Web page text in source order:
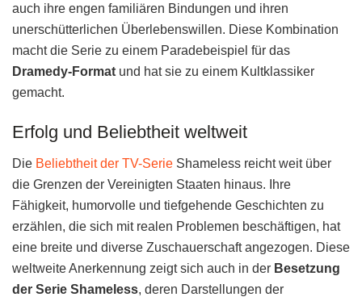
auch ihre engen familiären Bindungen und ihren
unerschütterlichen Überlebenswillen. Diese Kombination
macht die Serie zu einem Paradebeispiel für das
Dramedy-Format und hat sie zu einem Kultklassiker
gemacht.
Erfolg und Beliebtheit weltweit
Die Beliebtheit der TV-Serie Shameless reicht weit über
die Grenzen der Vereinigten Staaten hinaus. Ihre
Fähigkeit, humorvolle und tiefgehende Geschichten zu
erzählen, die sich mit realen Problemen beschäftigen, hat
eine breite und diverse Zuschauerschaft angezogen. Diese
weltweite Anerkennung zeigt sich auch in der Besetzung
der Serie Shameless, deren Darstellungen der